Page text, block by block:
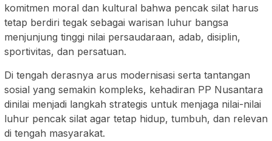
komitmen moral dan kultural bahwa pencak silat harus
tetap berdiri tegak sebagai warisan luhur bangsa
menjunjung tinggi nilai persaudaraan, adab, disiplin,
sportivitas, dan persatuan.
Di tengah derasnya arus modernisasi serta tantangan
sosial yang semakin kompleks, kehadiran PP Nusantara
dinilai menjadi langkah strategis untuk menjaga nilai-nilai
luhur pencak silat agar tetap hidup, tumbuh, dan relevan
di tengah masyarakat.